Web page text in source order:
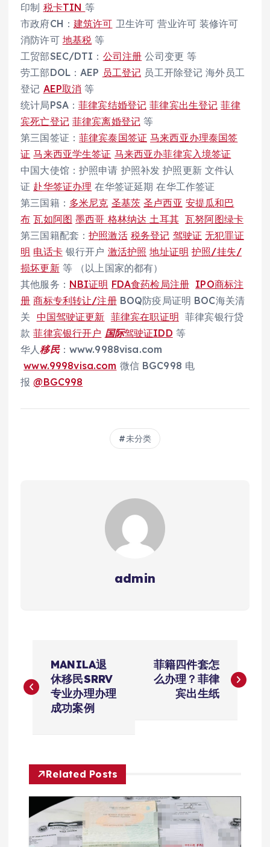
印制 税卡TIN 等
市政府CH： 建筑许可 卫生许可 营业许可 装修许可
消防许可 地基税 等
工贸部SEC/DTI： 公司注册 公司变更 等
劳工部DOL：AEP 员工登记 员工开除登记 海外员工
登记 AEP取消 等
统计局PSA：菲律宾结婚登记 菲律宾出生登记 菲律
宾死亡登记 菲律宾离婚登记等
第三国签证： 菲律宾泰国签证 马来西亚办理泰国签
证 马来西亚学生签证 马来西亚办菲律宾入境签证
中国大使馆：护照申请 护照补发 护照更新 文件认
证 赴华签证办理 在华签证延期 在华工作签证
第三国籍： 多米尼克 圣基茨 圣卢西亚 安提瓜和巴
布 瓦如阿图 墨西哥 格林纳达 土耳其 瓦努阿图绿卡
第三国籍配套：护照激活 税务登记 驾驶证 无犯罪证
明 电话卡银行开户 激活护照 地址证明 护照/挂失/
损坏更新等 （以上国家的都有）
其他服务： NBI证明 FDA食药检局注册 IPO商标注
册 商标专利转让/注册BOQ防疫局证明 BOC海关清
关 中国驾驶证更新 菲律宾在职证明 菲律宾银行贷
款菲律宾银行开户 国际驾驶证IDD 等
华人移民：www.9988visa.com
www.9998visa.com 微信 BGC998 电
报@BGC998
未分类
admin
章
MANILA退
休移民SRRV
专业办理办理
成功案例
菲籍四件套怎
么办理？菲律
宾出生纸
Related Posts